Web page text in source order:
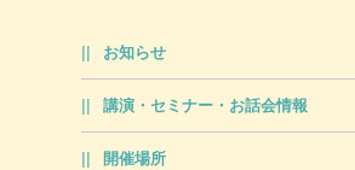
お知らせ
講演・セミナー・お話会情報
開催場所